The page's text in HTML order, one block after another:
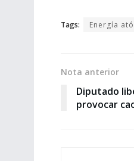
Tags: Energía
Nota anterior
Diputado
provocar